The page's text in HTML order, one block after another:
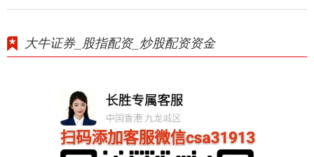
大牛证券_股指配资_炒股配资资金